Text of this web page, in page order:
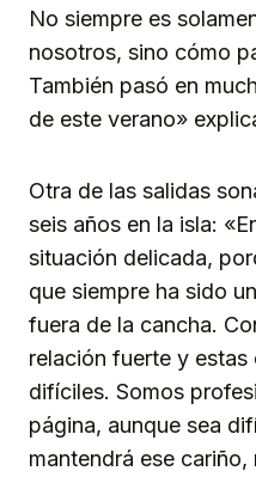
No siempre es
nosotros, sino cómo
También pasó en
de este verano»
Otra de las salidas
seis años en la isla:
situación delicada,
que siempre ha sido
fuera de la cancha.
relación fuerte y estas
difíciles. Somos
página, aunque sea
mantendrá ese